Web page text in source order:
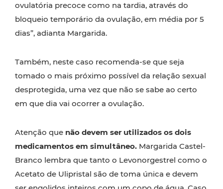
ovulatória precoce como na tardia, através do
bloqueio temporário da ovulação, em média por 5
dias”, adianta Margarida.
Também, neste caso recomenda-se que seja
tomado o mais próximo possível da relação sexual
desprotegida, uma vez que não se sabe ao certo
em que dia vai ocorrer a ovulação.
Atenção que não devem ser utilizados os dois
medicamentos em simultâneo. Margarida Castel-
Branco lembra que tanto o Levonorgestrel como o
Acetato de Ulipristal são de toma única e devem